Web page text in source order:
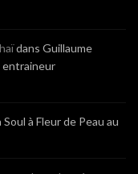
dans Guillaume
entraineur
à Fleur de Peau au